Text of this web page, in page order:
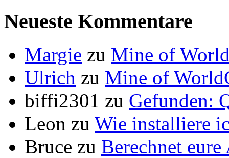
Neueste Kommentare
Margie zu Mine of
Ulrich zu Mine of
biffi2301 zu Gefunden:
Leon zu Wie installiere
Bruce zu Berechnet